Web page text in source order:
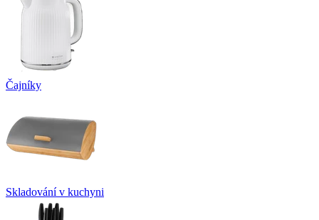
Čajníky
Skladování v kuchyni